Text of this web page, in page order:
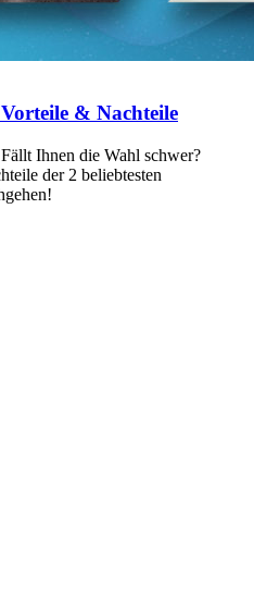
& Nachteile
Ihnen die Wahl schwer?
der 2 beliebtesten